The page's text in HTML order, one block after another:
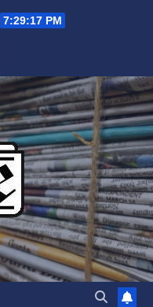
7:29:18 PM